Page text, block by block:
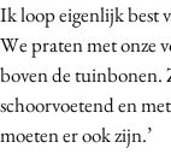
Ik loop eigenlijk best
We praten met onze
boven de tuinbonen.
schoorvoetend en
moeten er ook zijn.’